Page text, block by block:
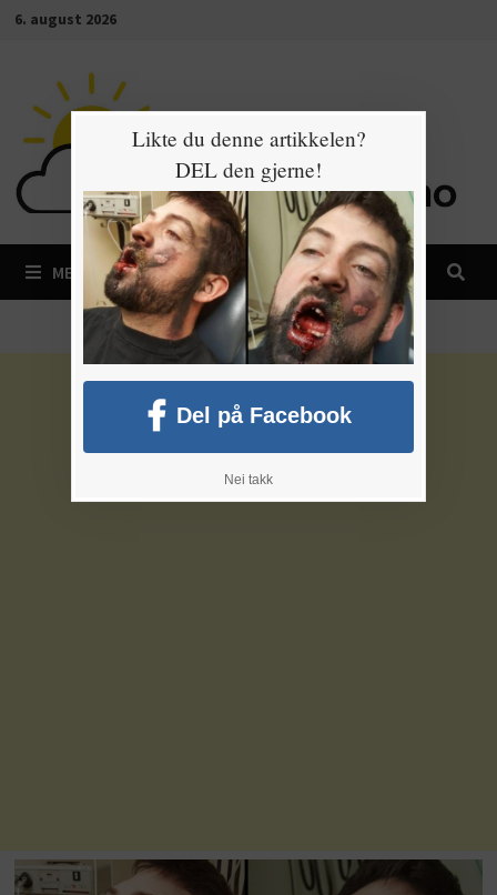
Gå6. august 2026
MENY
Likte du denne artikkelen?
DEL den gjerne!
Del på Facebook
Nei takk